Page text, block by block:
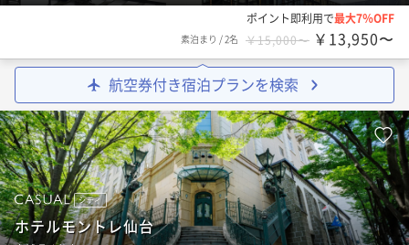
ポイント即利用で最大7％OFF
素泊まり /2名 ￥15,000〜 ￥13,950〜
航空券付き宿泊プランを検索
シティ
ホテルモントレ仙台